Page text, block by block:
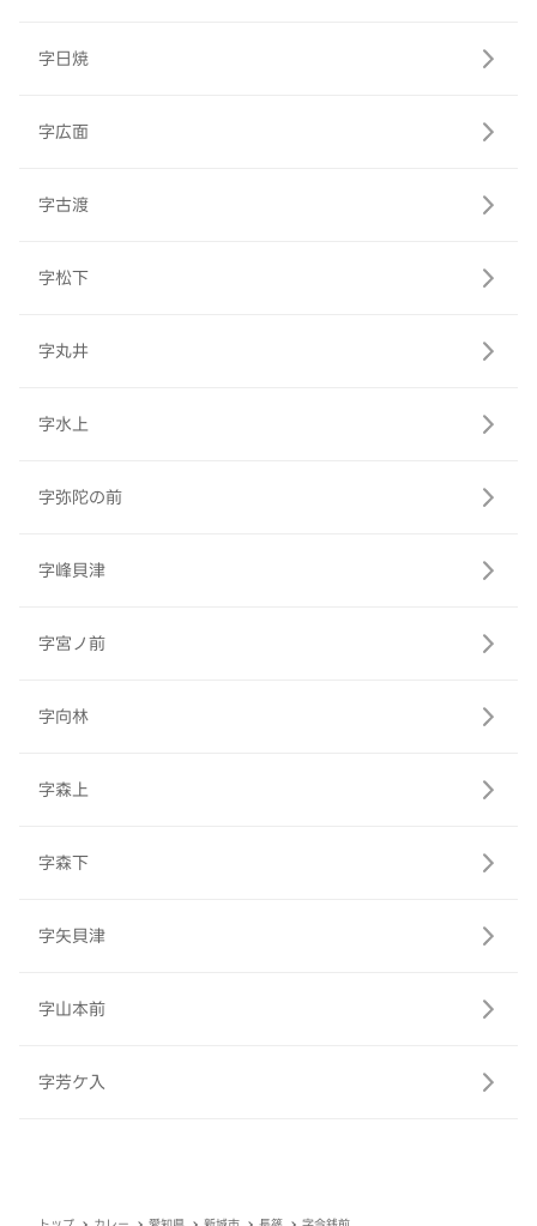
字日焼
字広面
字古渡
字松下
字丸井
字水上
字弥陀の前
字峰貝津
字宮ノ前
字向林
字森上
字森下
字矢貝津
字山本前
字芳ケ入